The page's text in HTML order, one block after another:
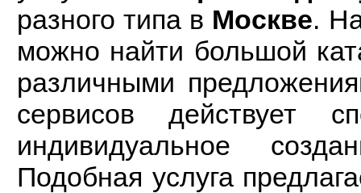
разного типа в Москве.
можно найти большой
различными
сервисов действует
индивидуальное
Подобная услуга